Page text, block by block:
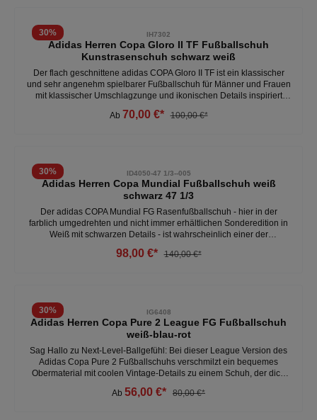
30% IH7302
Adidas Herren Copa Gloro II TF Fußballschuh
Kunstrasenschuh schwarz weiß
Der flach geschnittene adidas COPA Gloro II TF ist ein klassischer
und sehr angenehm spielbarer Fußballschuh für Männer und Frauen
mit klassischer Umschlagzunge und ikonischen Details inspiriert
Obermaterial aus Rindsleder ist, hast du es außerdem besonders
normale Passform- für Kunstrasen, Hartplatz und Streetsoccer-
Courts - schnürsenkel - umschlagbare Zunge - leder Weitere Herren
Fußballschuhe unter:Herren- Schuhe- Fußball
Ab 70,00 €* 100,00 €*
30% ID4050-47 1/3--005
Adidas Herren Copa Mundial Fußballschuh weiß
schwarz 47 1/3
Der adidas COPA Mundial FG Rasenfußballschuh - hier in der
farblich umgedrehten und nicht immer erhältlichen Sonderedition in
Weiß mit schwarzen Details - ist wahrscheinlich einer der
Fußball-Giganten wie Maradona, Zidane, Beckham, Matthäus,
Fußballtrainern, Torhütern und Schiedsrichtern.- geeignet für breite
Füße- optimales Ballgefühl - hergestellt für Rasen - bequem -
känguru- Leder Weitere Herren Fußballschuhe unter: Herren-
Schuhe- Fussball
98,00 €* 140,00 €*
30% IG6408
Adidas Herren Copa Pure 2 League FG Fußballschuh
weiß-blau-rot
Sag Hallo zu Next-Level-Ballgefühl: Bei dieser League Version des
Adidas Copa Pure 2 Fußballschuhs verschmilzt ein bequemes
Obermaterial mit coolen Vintage-Details zu einem Schuh, der dich
lässt. Das Rindsleder im Vorfußbereich sorgt für ein unverfälschtes
Ab 56,00 €* 80,00 €*